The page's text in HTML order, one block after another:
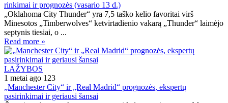
rinkimai ir prognozės (vasario 13 d.)
„Oklahoma City Thunder“ yra 7,5 taško kelio favoritai virš
Minesotos „Timberwolves“ ketvirtadienio vakarą „Thunder“ laimėjo
septynis tiesiai, o ...
Read more »
LAŽYBOS
1 metai ago 123
„Manchester City“ ir „Real Madrid“ prognozės, ekspertų
pasirinkimai ir geriausi šansai